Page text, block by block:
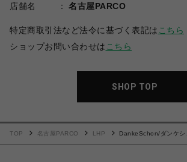
店舗名
名古屋PARCO
特定商取引法など法令に基づく表記は こちら
ショップお問い合わせは こちら
SHOP TOP
TOP 名古屋PARCO LHP
DankeSchon/ダンケシ